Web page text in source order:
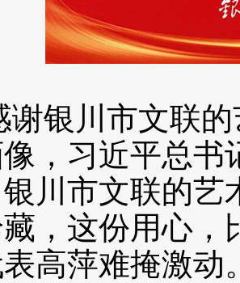
谢银川市文联
，习近平总书
川市文联的
，这份用心，
高萍难掩激动